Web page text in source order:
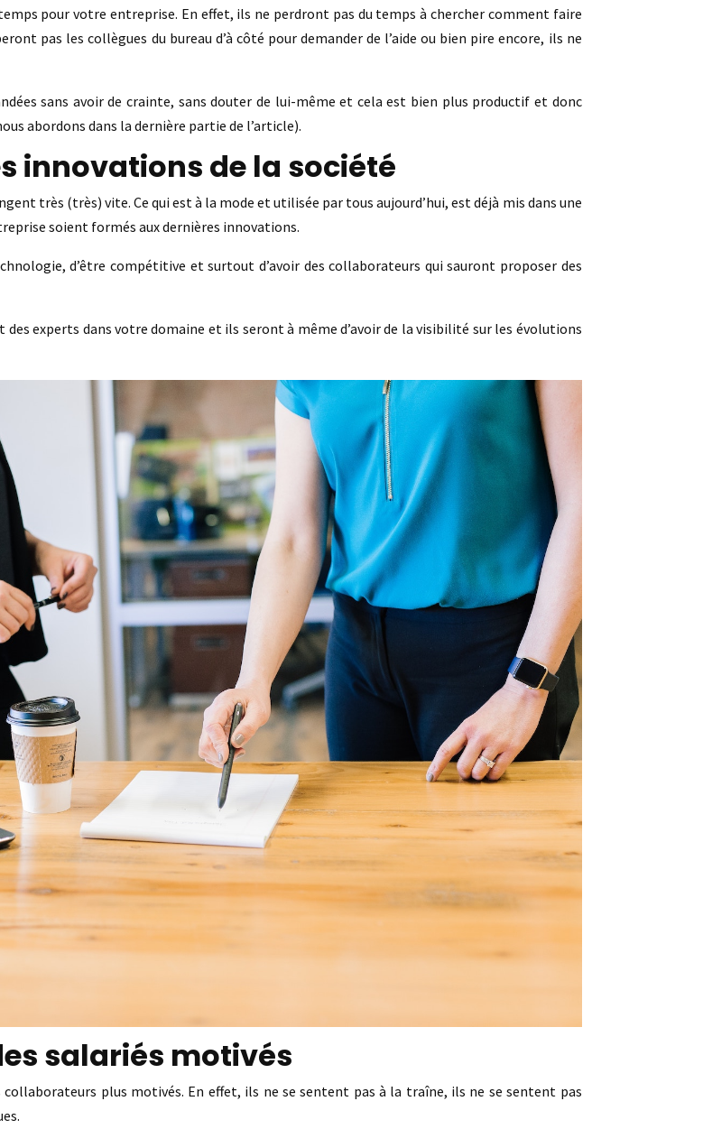
pour votre entreprise. En effet, ils ne perdront pas du temps à chercher comment faire
pas les collègues du bureau d’à côté pour demander de l’aide ou bien pire encore, ils ne
sans avoir de crainte, sans douter de lui-même et cela est bien plus productif et donc
abordons dans la dernière partie de l’article).
innovations de la société
très (très) vite. Ce qui est à la mode et utilisée par tous aujourd’hui, est déjà mis dans une
soient formés aux dernières innovations.
d’être compétitive et surtout d’avoir des collaborateurs qui sauront proposer des
experts dans votre domaine et ils seront à même d’avoir de la visibilité sur les évolutions
salariés motivés
plus motivés. En effet, ils ne se sentent pas à la traîne, ils ne se sentent pas